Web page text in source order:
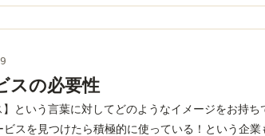
スの必要性
】という言葉に対してどのようなイメージをお持
ビスを見つけたら積極的に使っている！という企